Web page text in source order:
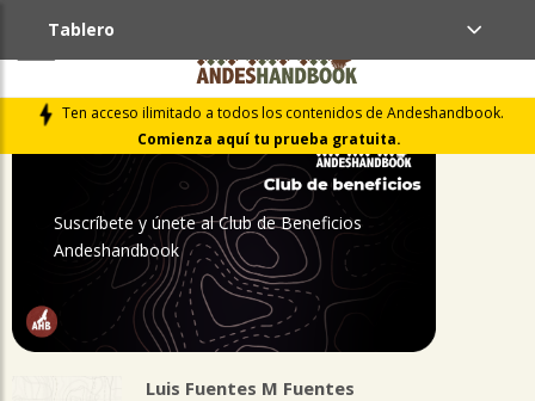
Ten acceso ilimitado a todos los contenidos de Andeshandbook.
Comienza aquí tu prueba gratuita.
Tablero
Suscríbete y únete al Club de Beneficios
Andeshandbook
Luis Fuentes M Fuentes